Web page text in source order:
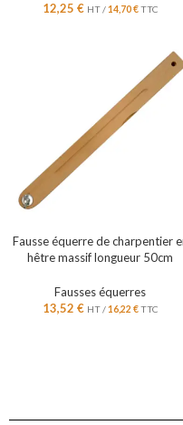
12,25 € HT /14,70€TTC
Fausse équerre de charpentier
hêtre massif longueur 50cm
Fausses équerres
13,52 € HT /16,22 €TTC